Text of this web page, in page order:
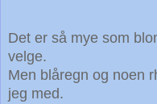
Det er så mye som
velge.
Men blåregn og noen
jeg med.